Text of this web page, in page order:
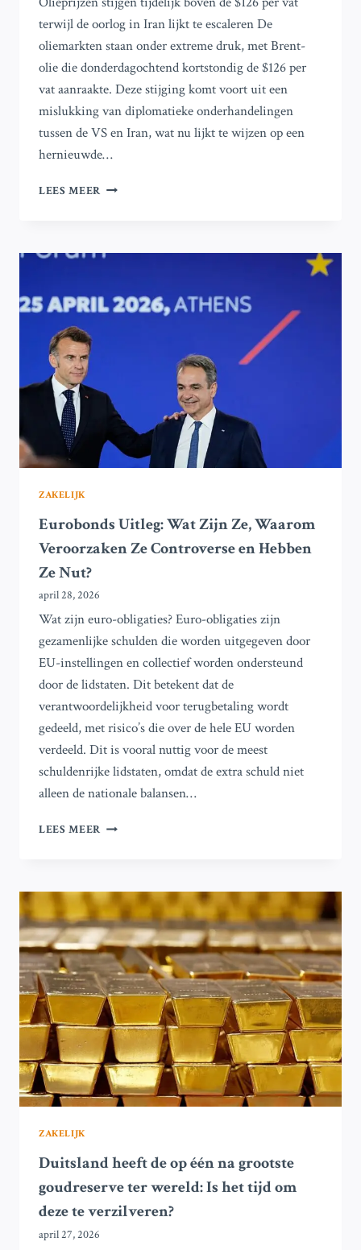
terwijl de oorlog in Iran lijkt te escaleren De
oliemarkten staan onder extreme druk, met Brent-
olie die donderdagochtend kortstondig de $126 per
vat aanraakte. Deze stijging komt voort uit een
mislukking van diplomatieke onderhandelingen
tussen de VS en Iran, wat nu lijkt te wijzen op een
hernieuwde…
LEES MEER OLIEFUTURES
$126
DOOR
IN
IRAN
ZAKELIJK
Eurobonds Uitleg: Wat Zijn Ze, Waarom
Veroorzaken Ze Controverse en Hebben
Ze Nut?
april 28, 2026
Wat zijn euro-obligaties? Euro-obligaties zijn
gezamenlijke schulden die worden uitgegeven door
EU-instellingen en collectief worden ondersteund
door de lidstaten. Dit betekent dat de
verantwoordelijkheid voor terugbetaling wordt
gedeeld, met risico’s die over de hele EU worden
verdeeld. Dit is vooral nuttig voor de meest
schuldenrijke lidstaten, omdat de extra schuld niet
alleen de nationale balansen…
LEES MEER EUROBONDS
ZE,
WAAROM
VEROORZAKEN
ZE
CONTROVERSE
EN
HEBBEN
ZE
NUT?
ZAKELIJK
Duitsland heeft de op één na grootste
goudreserve ter wereld: Is het tijd om
deze te verzilveren?
april 27, 2026